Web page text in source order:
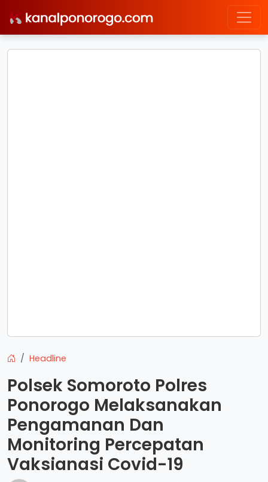
Headline
Polsek Somoroto Polres
Ponorogo Melaksanakan
Pengamanan Dan
Monitoring Percepatan
Vaksianasi Covid-19